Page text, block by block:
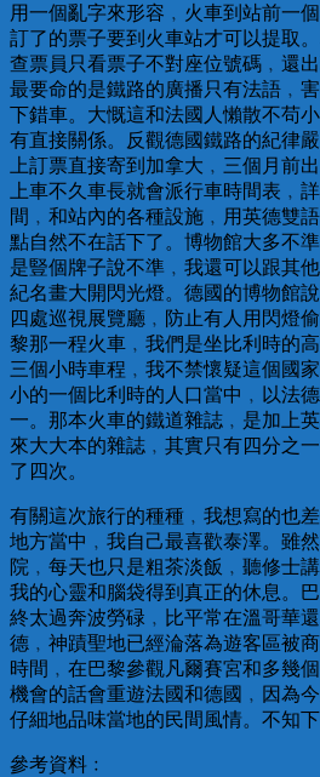
用一個亂字來形容﹐火車到站前一
訂了的票子要到火車站才可以提取
查票員只看票子不對座位號碼﹐還
最要命的是鐵路的廣播只有法語﹐
下錯車。大慨這和法國人懶散不苟
有直接關係。反觀德國鐵路的紀律
上訂票直接寄到加拿大﹐三個月前
上車不久車長就會派行車時間表﹐
間﹐和站內的各種設施﹐用英德雙
點自然不在話下了。博物館大多不
是豎個牌子說不準﹐我還可以跟其
紀名畫大開閃光燈。德國的博物館
四處巡視展覽廳﹐防止有人用閃燈
黎那一程火車﹐我們是坐比利時的
三個小時車程﹐我不禁懷疑這個國
小的一個比利時的人口當中﹐以法
一。那本火車的鐵道雜誌﹐是加上
來大大本的雜誌﹐其實只有四分之
了四次。
有關這次旅行的種種﹐我想寫的也
地方當中﹐我自己最喜歡泰澤。雖
院﹐每天也只是粗茶淡飯﹐聽修士
我的心靈和腦袋得到真正的休息。
終太過奔波勞碌﹐比平常在溫哥華
德﹐神蹟聖地已經淪落為遊客區被
時間﹐在巴黎參觀凡爾賽宮和多幾
機會的話會重遊法國和德國﹐因為
仔細地品味當地的民間風情。不知
參考資料﹕